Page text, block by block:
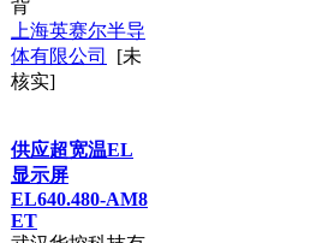
背
上海英赛尔半导
体有限公司
[未
核实]
供应超宽温EL
显示屏
EL640.480-AM8
ET